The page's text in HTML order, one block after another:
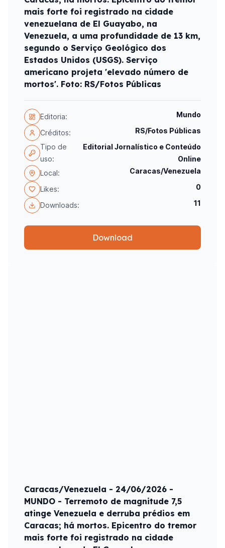
mais forte foi registrado na cidade
venezuelana de El Guayabo, na
Venezuela, a uma profundidade de 13 km,
segundo o Serviço Geológico dos
Estados Unidos (USGS). Serviço
americano projeta 'elevado número de
mortos'. Foto: RS/Fotos Públicas
Editoria: Mundo
Créditos:
RS/Fotos Públicas
Tipo de
uso:
Editorial Jornalístico e Conteúdo
Online
Local:
Caracas/Venezuela
Likes: 0
Downloads: 11
Download
Caracas/Venezuela - 24/06/2026 -
MUNDO - Terremoto de magnitude 7,5
atinge Venezuela e derruba prédios em
Caracas; há mortos. Epicentro do tremor
mais forte foi registrado na cidade